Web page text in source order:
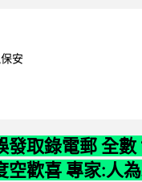
安
發取錄電郵 全數
空歡喜 專家:人